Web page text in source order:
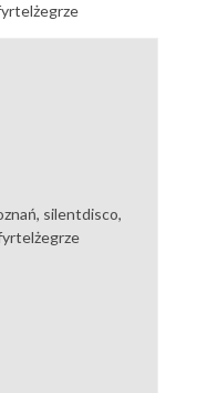
, silentdisco,